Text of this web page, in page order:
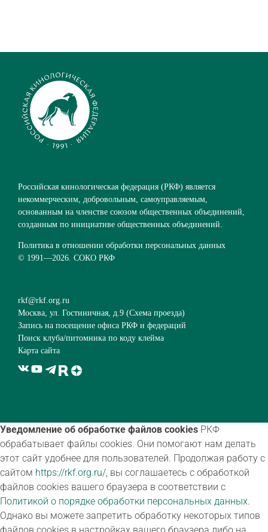
Российская кинологическая федерация (РКФ) является
некоммерческим, добровольным, самоуправляемым,
основанным на членстве союзом общественных объединений,
созданным по инициативе общественных объединений.
Политика в отношении обработки персональных данных
© 1991—2026. СОКО РКФ
rkf@rkf.org.ru
Москва, ул. Гостиничная, д.9 (Схема проезда)
Запись на посещение офиса РКФ и федераций
Поиск клуба/питомника по коду клейма
Карта сайта
Уведомление об обработке файлов cookies РКФ
обрабатывает файлы cookies. Они помогают нам делать
этот сайт удобнее для пользователей. Продолжая работу с
сайтом https://rkf.org.ru/, вы соглашаетесь с обработкой
файлов cookies вашего браузера в соответствии с
Политикой о порядке обработки персональных данных.
Однако вы можете запретить обработку некоторых типов